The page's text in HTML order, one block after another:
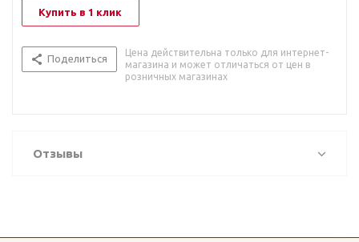
Купить в 1 клик
Поделиться
Цена действительна только для интернет-
магазина и может отличаться от цен в
розничных магазинах
Отзывы